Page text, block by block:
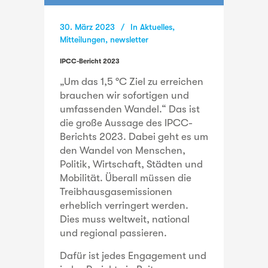
30. März 2023 In Aktuelles,
Mitteilungen, newsletter
IPCC-Bericht 2023
„Um das 1,5 °C Ziel zu erreichen
brauchen wir sofortigen und
umfassenden Wandel.“ Das ist
die große Aussage des IPCC-
Berichts 2023. Dabei geht es um
den Wandel von Menschen,
Politik, Wirtschaft, Städten und
Mobilität. Überall müssen die
Treibhausgasemissionen
erheblich verringert werden.
Dies muss weltweit, national
und regional passieren.
Dafür ist jedes Engagement und